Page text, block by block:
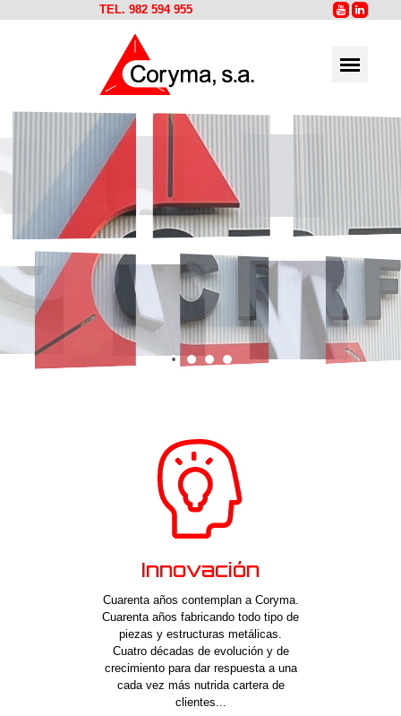
TEL. 982 594 955
Innovación y desarrollo
Innovación
Cuarenta años contemplan a Coryma.
Cuarenta años fabricando todo tipo de
piezas y estructuras metálicas.
Cuatro décadas de evolución y de
crecimiento para dar respuesta a una
cada vez más nutrida cartera de
clientes...